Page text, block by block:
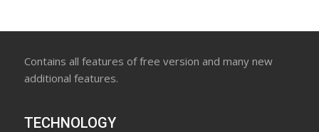
Contains all features of free version and many new
additional features.
TECHNOLOGY